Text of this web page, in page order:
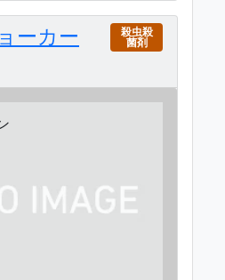
ーカー
殺虫殺
菌剤